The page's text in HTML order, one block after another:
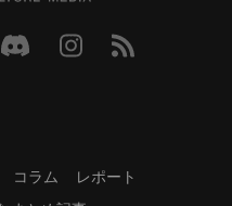
コラム
レポート